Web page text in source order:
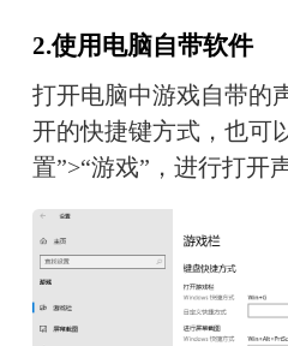
2.使用电脑自带软件
打开电脑中游戏自带的
开的快捷键方式，也可
置”>“游戏”，进行打开